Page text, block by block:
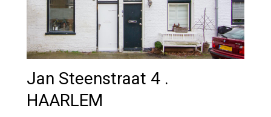
Jan Steenstraat 4 .
HAARLEM